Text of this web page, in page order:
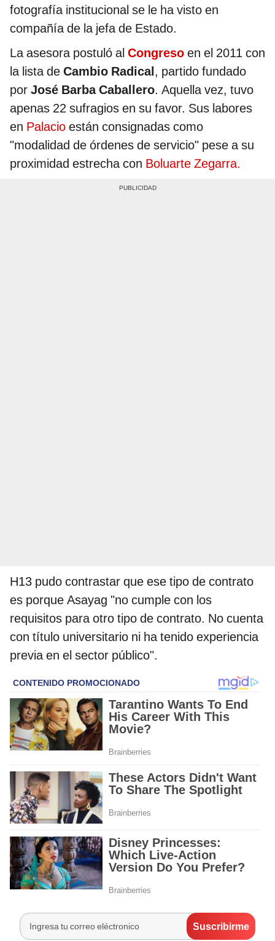
fotografía institucional se le ha visto en
compañía de la jefa de Estado.
La asesora postuló al Congreso en el 2011 con
la lista de Cambio Radical, partido fundado
por José Barba Caballero. Aquella vez, tuvo
apenas 22 sufragios en su favor. Sus labores
en Palacio están consignadas como
"modalidad de órdenes de servicio" pese a su
proximidad estrecha con Boluarte Zegarra.
H13 pudo contrastar que ese tipo de contrato
es porque Asayag "no cumple con los
requisitos para otro tipo de contrato. No cuenta
con título universitario ni ha tenido experiencia
previa en el sector público".